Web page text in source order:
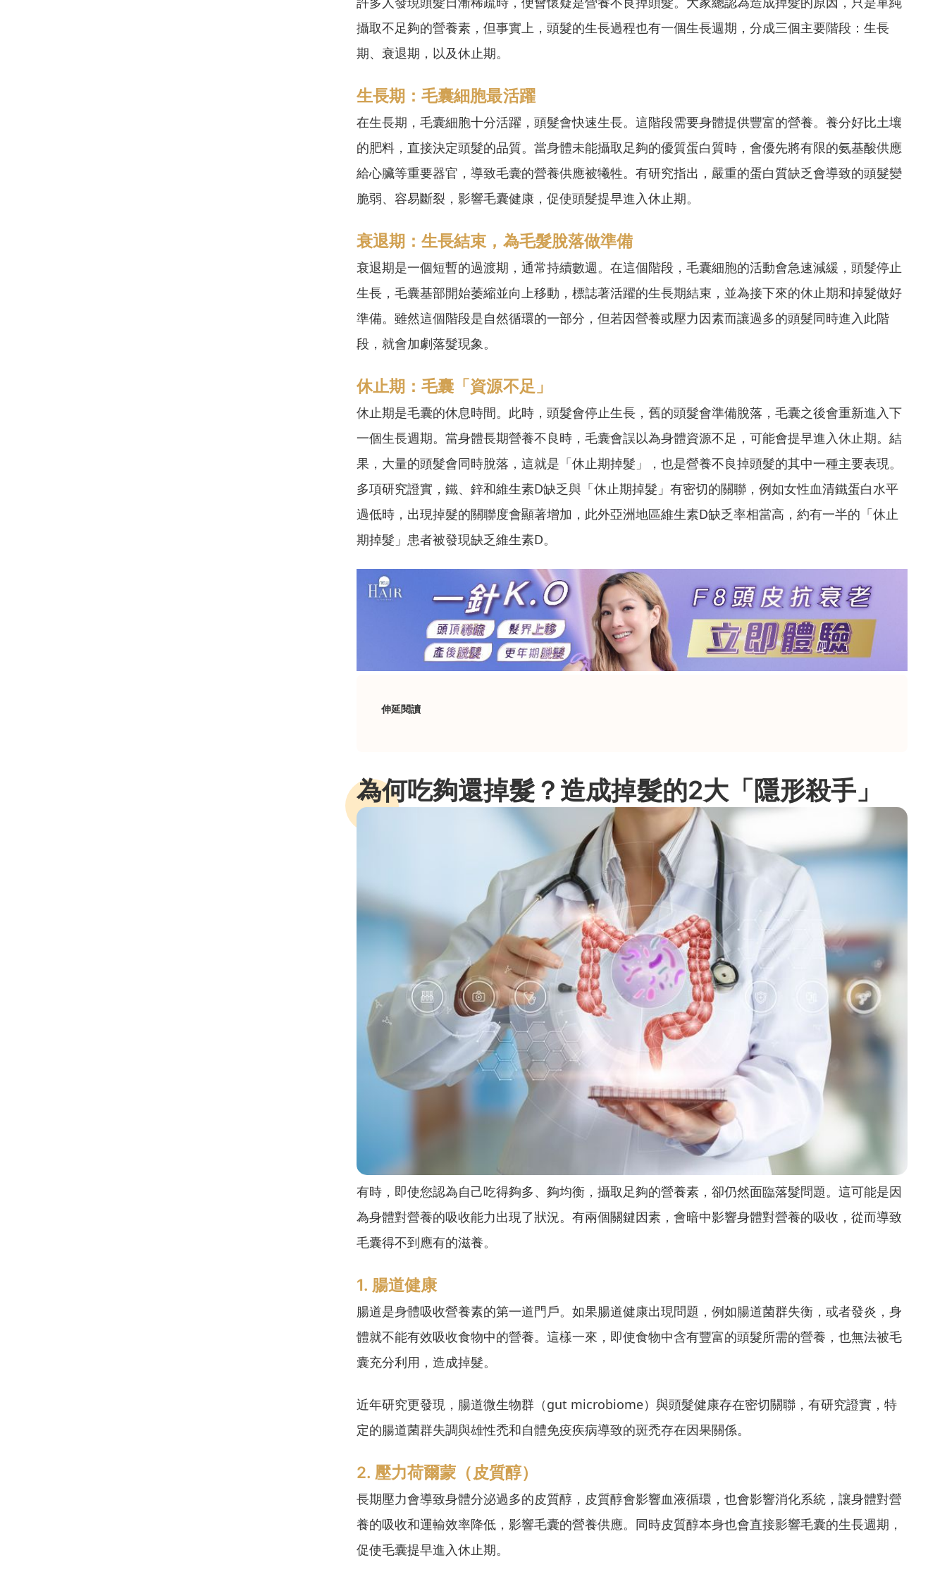
攝取不足夠的營養素，但事實上，頭髮的生長過程也有一個生長週期，分成三個主要階段：生長
期、衰退期，以及休止期。
生長期：毛囊細胞最活躍
在生長期，毛囊細胞十分活躍，頭髮會快速生長。這階段需要身體提供豐富的營養。養分好比土壤
的肥料，直接決定頭髮的品質。當身體未能攝取足夠的優質蛋白質時，會優先將有限的氨基酸供應
給心臟等重要器官，導致毛囊的營養供應被犧牲。有研究指出，嚴重的蛋白質缺乏會導致的頭髮變
脆弱、容易斷裂，影響毛囊健康，促使頭髮提早進入休止期。
衰退期：生長結束，為毛髮脫落做準備
衰退期是一個短暫的過渡期，通常持續數週。在這個階段，毛囊細胞的活動會急速減緩，頭髮停止
生長，毛囊基部開始萎縮並向上移動，標誌著活躍的生長期結束，並為接下來的休止期和掉髮做好
準備。雖然這個階段是自然循環的一部分，但若因營養或壓力因素而讓過多的頭髮同時進入此階
段，就會加劇落髮現象。
休止期：毛囊「資源不足」
休止期是毛囊的休息時間。此時，頭髮會停止生長，舊的頭髮會準備脫落，毛囊之後會重新進入下
一個生長週期。當身體長期營養不良時，毛囊會誤以為身體資源不足，可能會提早進入休止期。結
果，大量的頭髮會同時脫落，這就是「休止期掉髮」，也是營養不良掉頭髮的其中一種主要表現。
多項研究證實，鐵、鋅和維生素D缺乏與「休止期掉髮」有密切的關聯，例如女性血清鐵蛋白水平
過低時，出現掉髮的關聯度會顯著增加，此外亞洲地區維生素D缺乏率相當高，約有一半的「休止
期掉髮」患者被發現缺乏維生素D。
伸延閱讀
為何吃夠還掉髮？造成掉髮的2大「隱形殺手」
有時，即使您認為自己吃得夠多、夠均衡，攝取足夠的營養素，卻仍然面臨落髮問題。這可能是因
為身體對營養的吸收能力出現了狀況。有兩個關鍵因素，會暗中影響身體對營養的吸收，從而導致
毛囊得不到應有的滋養。
1. 腸道健康
腸道是身體吸收營養素的第一道門戶。如果腸道健康出現問題，例如腸道菌群失衡，或者發炎，身
體就不能有效吸收食物中的營養。這樣一來，即使食物中含有豐富的頭髮所需的營養，也無法被毛
囊充分利用，造成掉髮。
近年研究更發現，腸道微生物群（gut microbiome）與頭髮健康存在密切關聯，有研究證實，特
定的腸道菌群失調與雄性禿和自體免疫疾病導致的斑禿存在因果關係。
2. 壓力荷爾蒙（皮質醇）
長期壓力會導致身體分泌過多的皮質醇，皮質醇會影響血液循環，也會影響消化系統，讓身體對營
養的吸收和運輸效率降低，影響毛囊的營養供應。同時皮質醇本身也會直接影響毛囊的生長週期，
促使毛囊提早進入休止期。